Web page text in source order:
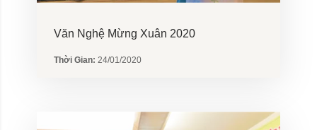
Văn Nghệ Mừng Xuân 2020
Thời Gian: 24/01/2020